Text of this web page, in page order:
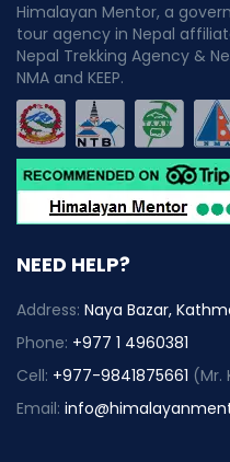
Himalayan Mentor, a
tour agency in Nepal
Nepal Trekking Agency &
NMA and KEEP.
NEED HELP?
Address: Naya Bazar,
Phone: +977 1 4960381
Cell: +977-9841875661 (Mr.
Email: